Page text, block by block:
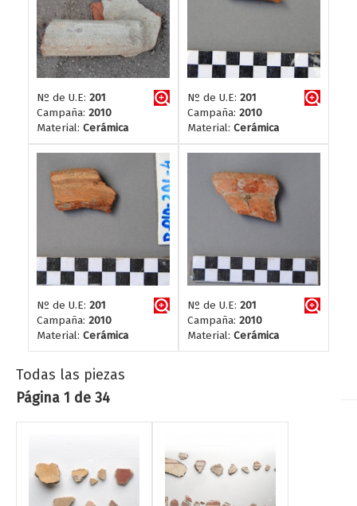
Nº de U.E: 201
Campaña: 2010
Material: Cerámica
Nº de U.E: 201
Campaña: 2010
Material: Cerámica
Nº de U.E: 201
Campaña: 2010
Material: Cerámica
Nº de U.E: 201
Campaña: 2010
Material: Cerámica
Todas las piezas
Página 1 de 34